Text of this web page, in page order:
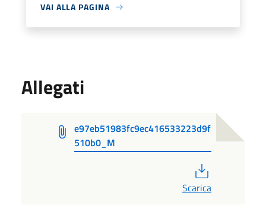
VAI ALLA PAGINA
Allegati
e97eb51983fc9ec416533223d9f
510b0_M
Scarica